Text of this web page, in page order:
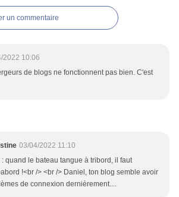
un commentaire
2022 10:06
de blogs ne fonctionnent pas bien. C'est
03/04/2022 11:10
: quand le bateau tangue à tribord, il faut
!<br /> <br /> Daniel, ton blog semble avoir
de connexion dernièrement....